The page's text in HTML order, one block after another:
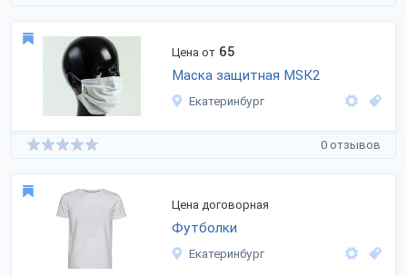
Цена от 65
Маска защитная MSK2
Екатеринбург
0 отзывов
Цена договорная
Футболки
Екатеринбург